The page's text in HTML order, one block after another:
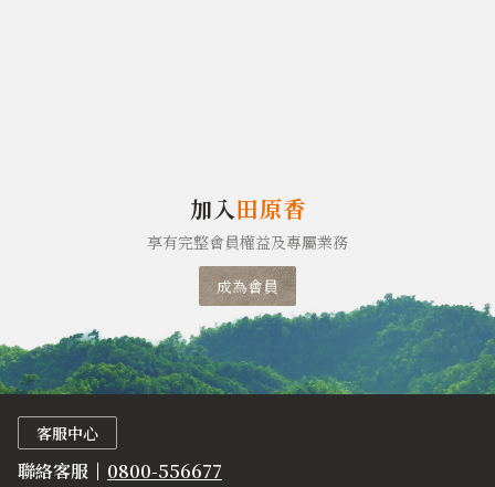
加入田原香
享有完整會員權益及專屬業務
成為會員
客服中心
聯絡客服 0800-556677